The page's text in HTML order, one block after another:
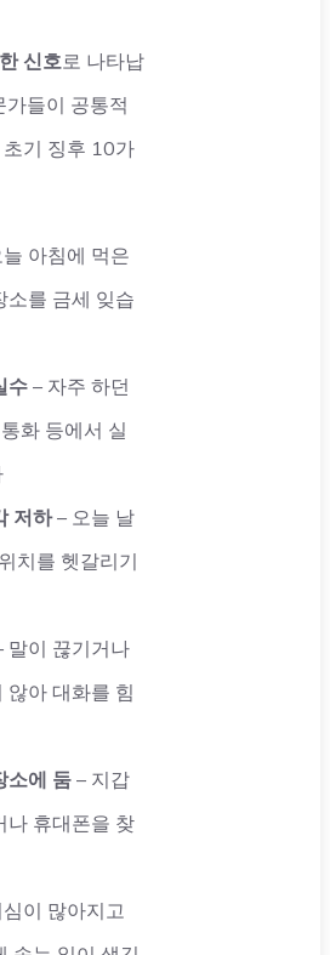
신호 로 나타납
가들이 공통적
기 징후 10가
아침에 먹은
소를 금세 잊습
수 – 자주 하던
화 등에서 실
저하– 오늘 날
치를 헷갈리기
말이 끊기거나
않아 대화를 힘
소에 둠 – 지갑
나 휴대폰을 찾
이 많아지고